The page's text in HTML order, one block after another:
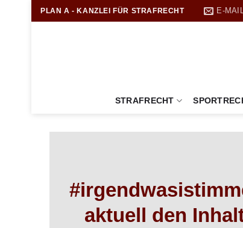
Zum
Inhalt
PLAN A - KANZLEI FÜR STRAFRECHT E-
STRAFRECHT
aktuell den